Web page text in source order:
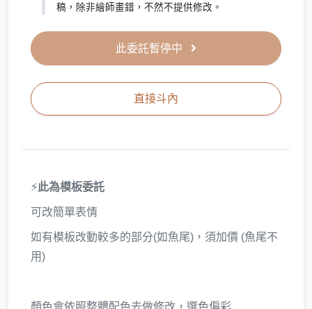
稿，除非繪師畫錯，不然不提供修改。
此委託暫停中
直接斗內
⚡此為模板委託
可改簡單表情
如有模板改動較多的部分(如魚尾)，須加價 (魚尾不
用)